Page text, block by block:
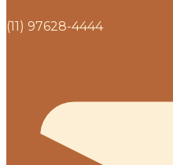
(11) 97628-4444